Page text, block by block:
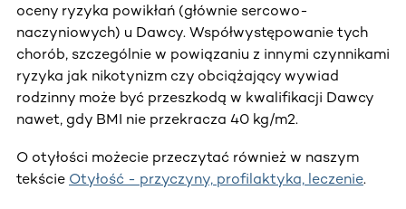
oceny ryzyka powikłań (głównie sercowo-
naczyniowych) u Dawcy. Współwystępowanie tych
chorób, szczególnie w powiązaniu z innymi czynnikami
ryzyka jak nikotynizm czy obciążający wywiad
rodzinny może być przeszkodą w kwalifikacji Dawcy
nawet, gdy BMI nie przekracza 40 kg/m2.
O otyłości możecie przeczytać również w naszym
tekście Otyłość - przyczyny, profilaktyka, leczenie.